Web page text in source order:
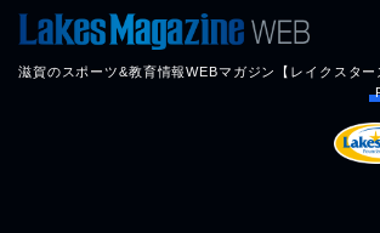
滋賀のスポーツ&教育情報WEBマガジン【レイクスター